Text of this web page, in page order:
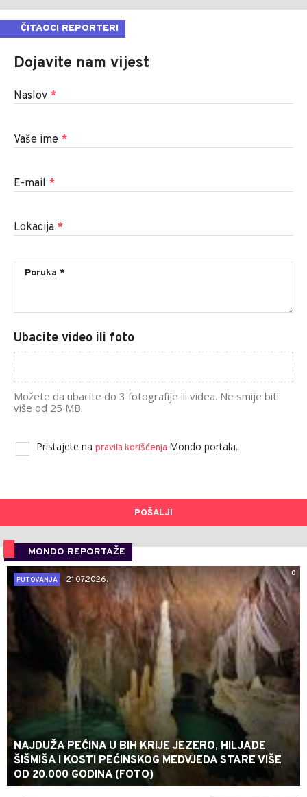
ČITAOCI REPORTERI
Dojavite nam vijest
Naslov *
Vaše ime *
E-mail *
Lokacija *
Ubacite video ili foto
Možete da ubacite do 3 fotografije ili videa. Ne smije biti
više od 25 MB.
Pristajete na pravila korišćenja Mondo portala.
POŠALJI
MONDO REPORTAŽE
0
PUTOVANJA
21.07.2026.
NAJDUŽA PEĆINA U BIH KRIJE JEZERO, HILJADE
ŠIŠMIŠA I KOSTI PEĆINSKOG MEDVJEDA STARE VIŠE
OD 20.000 GODINA (FOTO)